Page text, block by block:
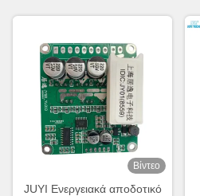
Βίντεο
JUYI Ενεργειακά αποδοτικό